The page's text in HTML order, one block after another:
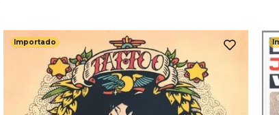
Importado